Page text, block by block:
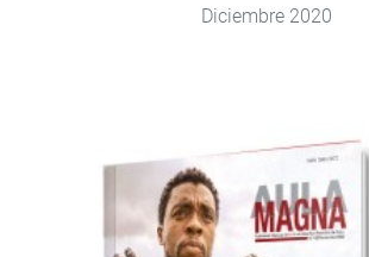
Diciembre 2020